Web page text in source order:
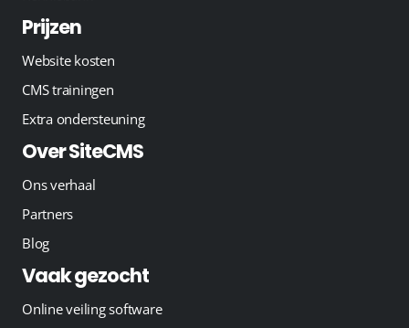
Prijzen
Website kosten
CMS trainingen
Extra ondersteuning
Over SiteCMS
Ons verhaal
Partners
Blog
Vaak gezocht
Online veiling software